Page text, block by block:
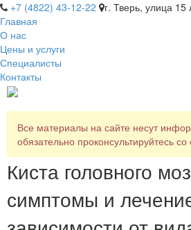
+7 (4822) 43-12-22
г. Тверь, улица 15
Главная
О нас
Цены и услуги
Специалисты
Контакты
Все материалы на сайте несут
обязательно проконсультируйтесь
Киста головного
симптомы и